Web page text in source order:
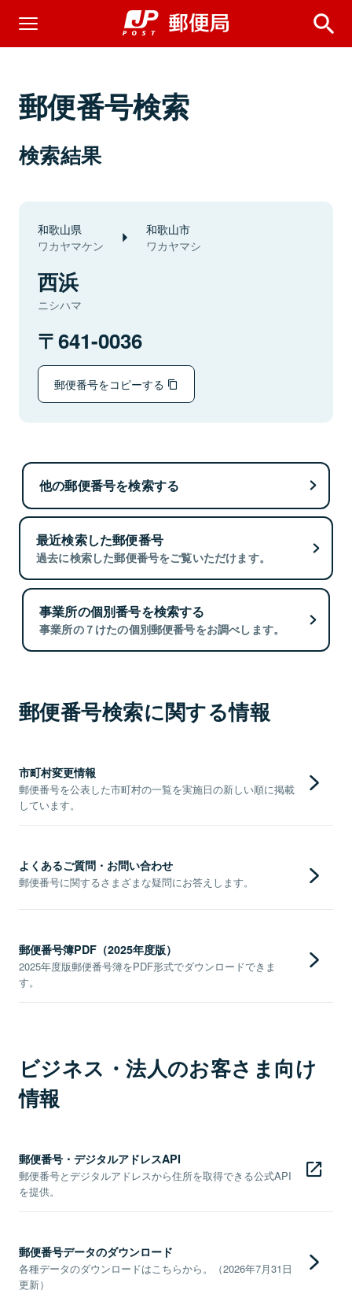
郵便番号検索
検索結果
和歌山県
ワカヤマケン
和歌山市
ワカヤマシ
西浜
ニシハマ
641-0036
郵便番号をコピーする
他の郵便番号を検索する
最近検索した郵便番号
過去に検索した郵便番号をご覧いただけます。
事業所の個別番号を検索する
事業所の７けたの個別郵便番号をお調べします。
郵便番号検索に関する情報
市町村変更情報
郵便番号を公表した市町村の一覧を実施日の新しい順に掲載
しています。
よくあるご質問・お問い合わせ
郵便番号に関するさまざまな疑問にお答えします。
郵便番号簿PDF（2025年度版）
2025年度版郵便番号簿をPDF形式でダウンロードできま
す。
ビジネス・法人のお客さま向け
情報
郵便番号・デジタルアドレスAPI
郵便番号とデジタルアドレスから住所を取得できる公式API
を提供。
郵便番号データのダウンロード
各種データのダウンロードはこちらから。（2026年7月31日
更新）